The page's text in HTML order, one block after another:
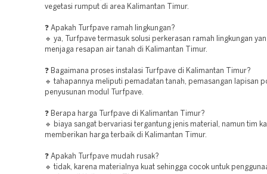
vegetasi rumput di area Kalimantan Timur.
❓ Apakah Turfpave ramah lingkungan?
🔹 ya, Turfpave termasuk solusi perkerasan ramah lingkungan
menjaga resapan air tanah di Kalimantan Timur.
❓ Bagaimana proses instalasi Turfpave di Kalimantan Timur?
🔹 tahapannya meliputi pemadatan tanah, pemasangan lapisan
penyusunan modul Turfpave.
❓ Berapa harga Turfpave di Kalimantan Timur?
🔹 biaya sangat bervariasi tergantung jenis material, namun tim
memberikan harga terbaik di Kalimantan Timur.
❓ Apakah Turfpave mudah rusak?
🔹 tidak, karena materialnya kuat sehingga cocok untuk